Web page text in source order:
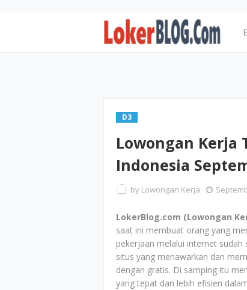
D3
Lowongan Kerja
Indonesia
by Lowongan Kerja
LokerBlog.com (Lowongan
saat ini membuat orang yang
pekerjaan melalui internet sudah
situs yang menawarkan dan
dengan gratis. Di samping itu
yang tepat dan lebih efisien